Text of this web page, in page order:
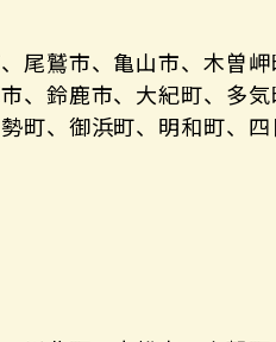
尾鷲市、亀山市、木曽
、鈴鹿市、大紀町、多
町、御浜町、明和町、